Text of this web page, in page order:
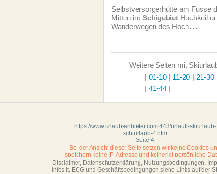
Selbstversorgerhütte am Fusse
Mitten im Schigebiet Hochkeil
Wanderwegen des Hoch...
Weitere Seiten mit
| 01-10 | 11-20 | 21-30
| 41-44 |
https://www.urlaub-anbieter.com:443/urlaub-skiurlaub-
schiurlaub-4.htm
Seite 4
Bei der Ansicht dieser Seite setzen wir keine Cookies
speichern keine IP-Adresse und keinerlei persönliche
Disclaimer, Datenschutzerklärung, Nutzungsbedingungen,
Infos lt. ECG und Geschäftsbedingungen siehe Links auf der